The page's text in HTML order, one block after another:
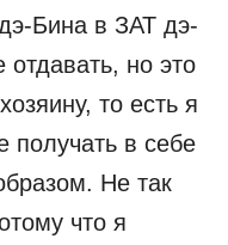
Бина в ЗАТ дэ-
но это
то есть я
получать в себе
Не так
что я